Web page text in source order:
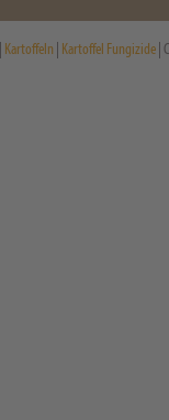
Kartoffeln Kartoffel Fungizide |